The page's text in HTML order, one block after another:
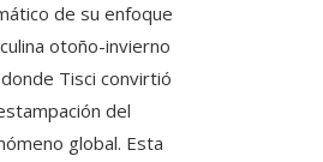
de su enfoque
otoño-invierno
Tisci convirtió
del
global. Esta